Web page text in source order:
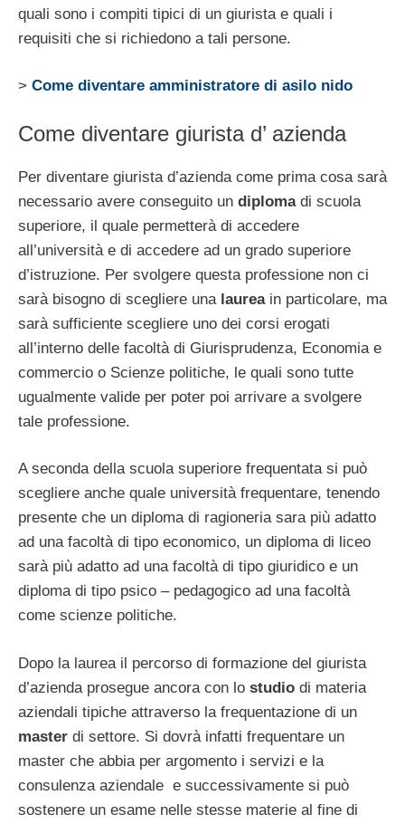
quali sono i compiti tipici di un giurista e quali i
requisiti che si richiedono a tali persone.
> Come diventare amministratore di asilo nido
Come diventare giurista d’ azienda
Per diventare giurista d’azienda come prima cosa sarà
necessario avere conseguito un diplomadi scuola
superiore, il quale permetterà di accedere
all’università e di accedere ad un grado superiore
d’istruzione. Per svolgere questa professione non ci
sarà bisogno di scegliere una laureain particolare, ma
sarà sufficiente scegliere uno dei corsi erogati
all’interno delle facoltà di Giurisprudenza, Economia e
commercio o Scienze politiche, le quali sono tutte
ugualmente valide per poter poi arrivare a svolgere
tale professione.
A seconda della scuola superiore frequentata si può
scegliere anche quale università frequentare, tenendo
presente che un diploma di ragioneria sara più adatto
ad una facoltà di tipo economico, un diploma di liceo
sarà più adatto ad una facoltà di tipo giuridico e un
diploma di tipo psico – pedagogico ad una facoltà
come scienze politiche.
Dopo la laurea il percorso di formazione del giurista
d’azienda prosegue ancora con lo studio di materia
aziendali tipiche attraverso la frequentazione di un
master di settore. Si dovrà infatti frequentare un
master che abbia per argomento i servizi e la
consulenza aziendale e successivamente si può
sostenere un esame nelle stesse materie al fine di